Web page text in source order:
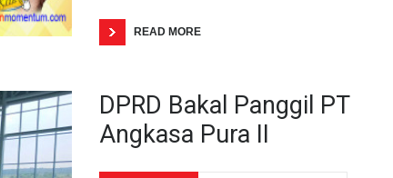
READ MORE
DPRD Bakal Panggil PT
Angkasa Pura II